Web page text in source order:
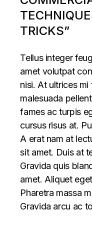
TRICKS”
Tellus integer
amet volutpat
nisi. At ultrices
malesuada
fames ac turpis
cursus risus at.
A erat nam at
sit amet. Duis at
Gravida quis
amet. Aliquet
Pharetra massa
Gravida arcu ac